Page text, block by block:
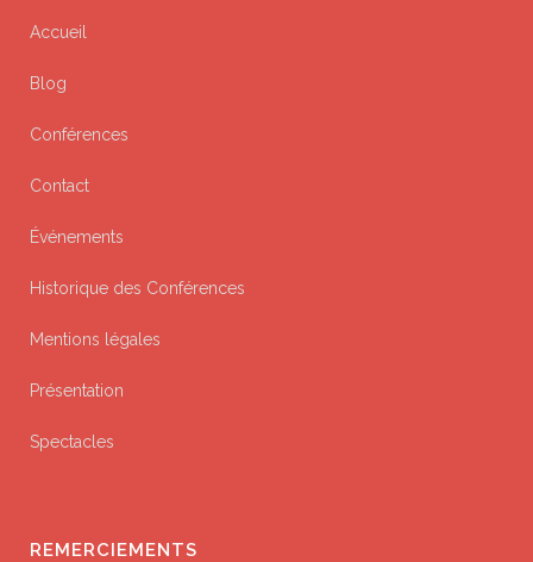
Accueil
Blog
Conférences
Contact
Événements
Historique des Conférences
Mentions légales
Présentation
Spectacles
REMERCIEMENTS